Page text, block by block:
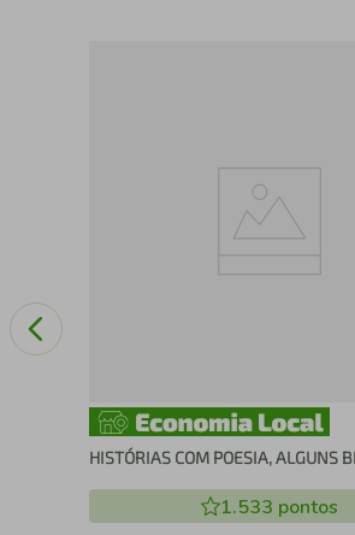
HISTÓRIAS COM POESIA, ALGUNS
1.533 pontos